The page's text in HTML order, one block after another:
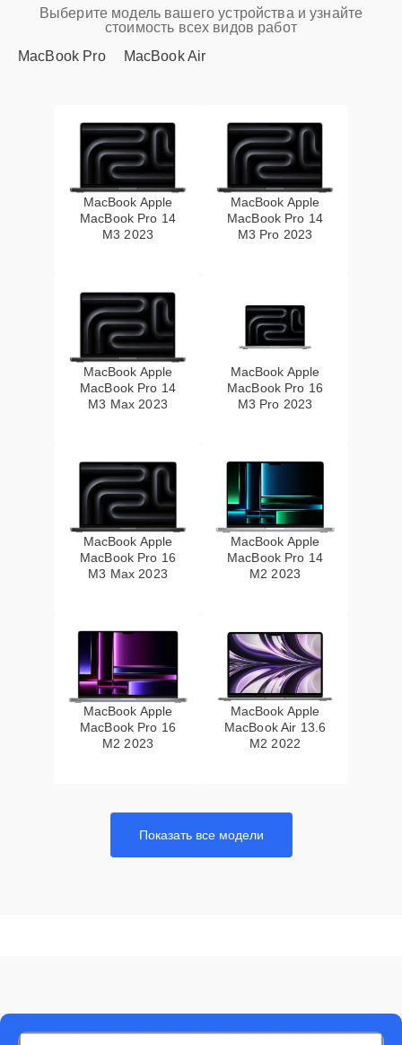
Выберите модель вашего устройства и узнайте
стоимость всех видов работ
MacBook Pro
MacBook Air
MacBook Apple
MacBook Pro 14
M3 2023
MacBook Apple
MacBook Pro 14
M3 Pro 2023
MacBook Apple
MacBook Pro 14
M3 Max 2023
MacBook Apple
MacBook Pro 16
M3 Pro 2023
MacBook Apple
MacBook Pro 16
M3 Max 2023
MacBook Apple
MacBook Pro 14
M2 2023
MacBook Apple
MacBook Pro 16
M2 2023
MacBook Apple
MacBook Air 13.6
M2 2022
Показать все модели